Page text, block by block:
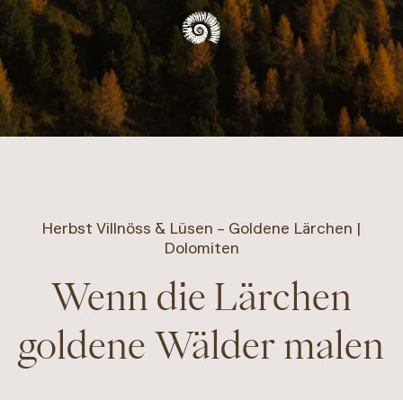
Herbst Villnöss & Lüsen – Goldene Lärchen |
Dolomiten
Wenn die Lärchen
goldene Wälder malen